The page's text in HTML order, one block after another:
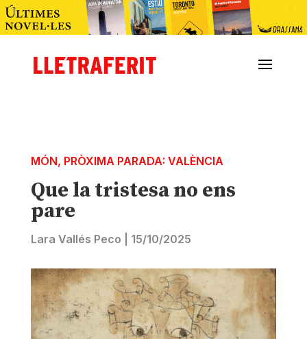
MÓN, PRÒXIMA PARADA: VALÈNCIA
Que la tristesa no ens
pare
Lara Vallés Peco 15/10/2025